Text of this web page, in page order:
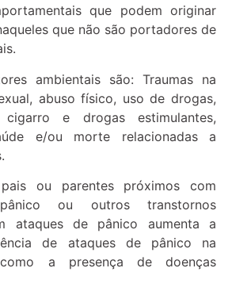
que podem originar
que não são portadores de
ambientais são: Traumas na
abuso físico, uso de drogas,
e drogas estimulantes,
e/ou morte relacionadas a
ou parentes próximos com
ou outros transtornos
ataques de pânico aumenta a
de ataques de pânico na
a presença de doenças